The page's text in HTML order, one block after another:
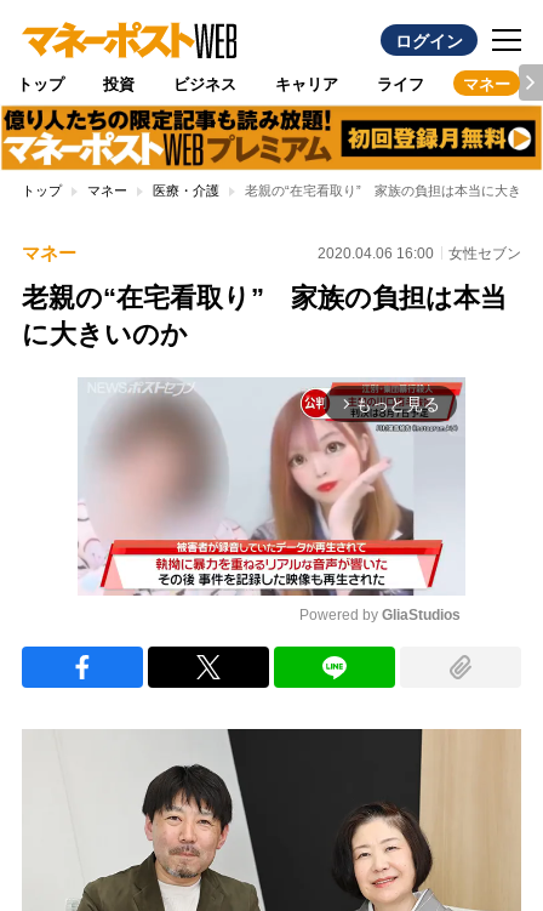
ログイン
トップ 投資 ビジネス キャリア ライフ マネー
トップ マネー 医療・介護 老親の“在宅看取り” 家族の負担は本当に大きい
マネー 2020.04.06 16:00 女性セブン
老親の“在宅看取り” 家族の負担は本当
に大きいのか
arrow_forward_ios もっと見る
Powered by GliaStudios